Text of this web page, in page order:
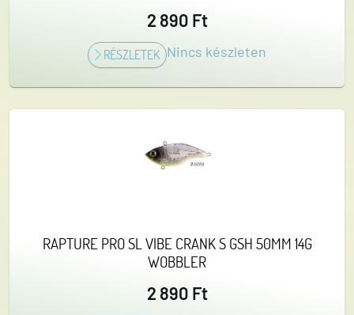
2 890 Ft
RÉSZLETEK Nincs készleten
RAPTURE PRO SL VIBE CRANK S GSH 50MM 14G
WOBBLER
2 890 Ft